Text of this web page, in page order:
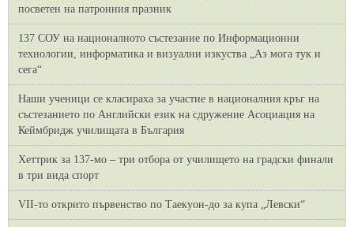
посветен на патронния празник
137 СОУ на националното състезание по Информационни
технологии, информатика и визуални изкуства „Аз мога тук и
сега“
Наши ученици се класираха за участие в националния кръг на
състезанието по Английски език на сдружение Асоциация на
Кеймбридж училищата в България
Хеттрик за 137-мо – три отбора от училището на градски финали
в три вида спорт
VII-то открито първенство по Таекуон-до за купа „Левски“